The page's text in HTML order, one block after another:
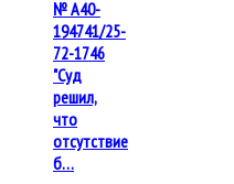
№ А40-
194741/25-
72-1746
"Суд
решил,
что
отсутствие
б…